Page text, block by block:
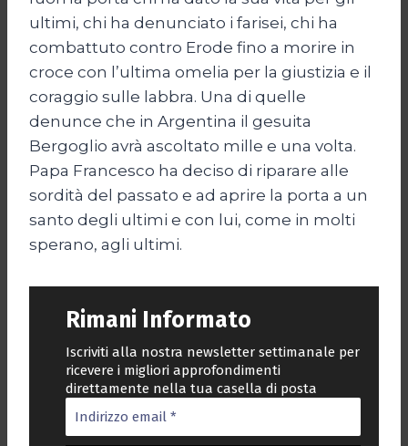
ultimi, chi ha denunciato i farisei, chi ha
combattuto contro Erode fino a morire in
croce con l’ultima omelia per la giustizia e il
coraggio sulle labbra. Una di quelle
denunce che in Argentina il gesuita
Bergoglio avrà ascoltato mille e una volta.
Papa Francesco ha deciso di riparare alle
sordità del passato e ad aprire la porta a un
santo degli ultimi e con lui, come in molti
sperano, agli ultimi.
Rimani Informato
Iscriviti alla nostra newsletter settimanale per
ricevere i migliori approfondimenti
direttamente nella tua casella di posta